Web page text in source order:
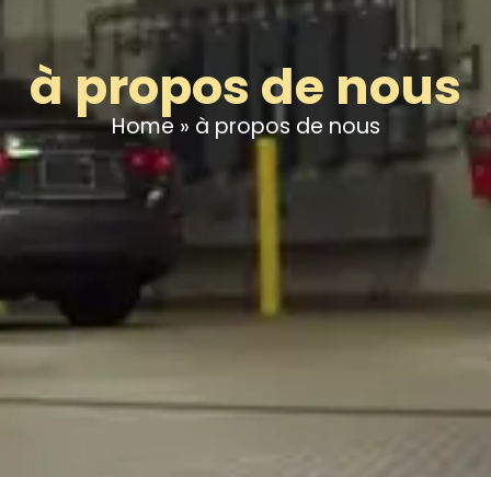
à propos de nous
Home » à propos de nous